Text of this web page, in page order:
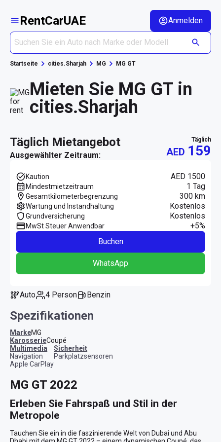
RentCarUAE Anmelden
Startseite cities.Sharjah MG MG GT
Mieten Sie MG GT in
cities.Sharjah
täglich Mietangebot
Ausgewählter Zeitraum:
täglich
AED 159
Kaution AED 1500
Mindestmietzeitraum 1 Tag
Gesamtkilometerbegrenzung 300 km
Wartung und Instandhaltung Kostenlos
Grundversicherung Kostenlos
MwSt Steuer Anwendbar
+5%
Buchen
WhatsApp
Auto 4 Person Benzin
Spezifikationen
MarkeMG
KarosserieCoupé
Multimedia
Navigation
Apple CarPlay
Sicherheit
Parkplatzsensoren
MG GT 2022
Erleben Sie Fahrspaß und Stil in der
Metropole
Tauchen Sie ein in die faszinierende Welt von Dubai und Abu